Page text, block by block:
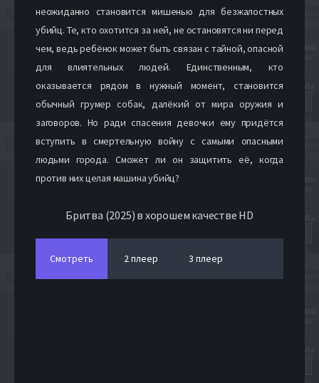
неожиданно становится мишенью для безжалостных
убийц. Те, кто охотится за ней, не остановятся ни перед
чем, ведь ребёнок может быть связан с тайной, опасной
для влиятельных людей. Единственным, кто
оказывается рядом в нужный момент, становится
обычный грумер собак, далёкий от мира оружия и
заговоров. Но ради спасения девочки ему придётся
вступить в смертельную войну с самыми опасными
людьми города. Сможет ли он защитить её, когда
против них целая машина убийц?
Бритва (2025) в хорошем качестве HD
Смотреть 2 плеер 3 плеер